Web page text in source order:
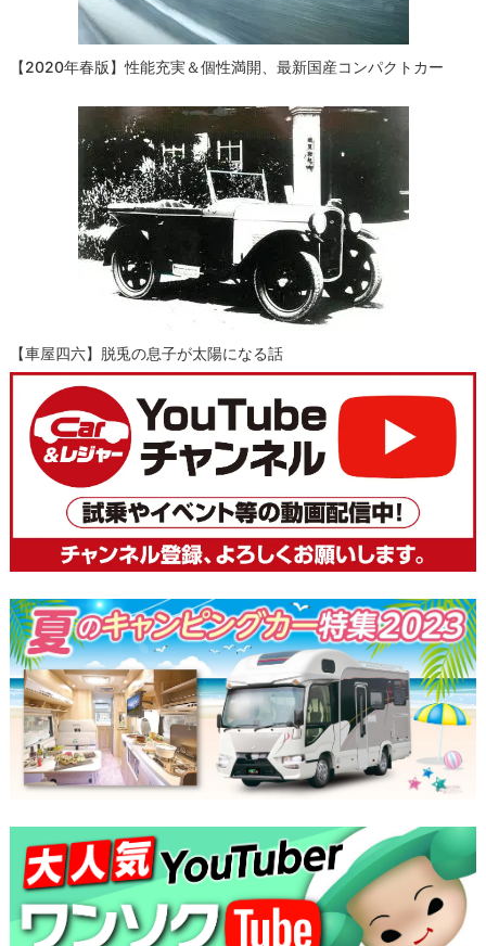
【2020年春版】性能充実＆個性満開、最新国産コンパクトカー
【車屋四六】脱兎の息子が太陽になる話